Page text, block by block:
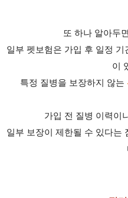
또 하나 알아두
일부 펫보험은 가입 후 일정
이
특정 질병을 보장하지 않는
가입 전 질병 이력이
일부 보장이 제한될 수 있다는